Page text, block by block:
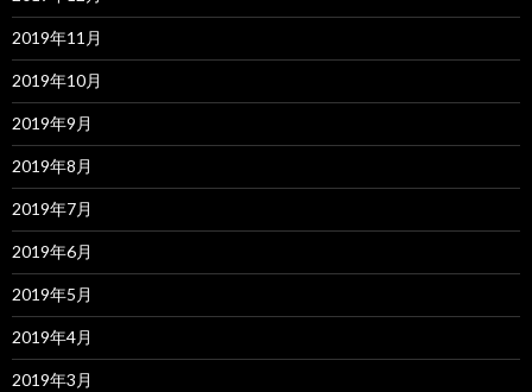
2019年11月
2019年10月
2019年9月
2019年8月
2019年7月
2019年6月
2019年5月
2019年4月
2019年3月